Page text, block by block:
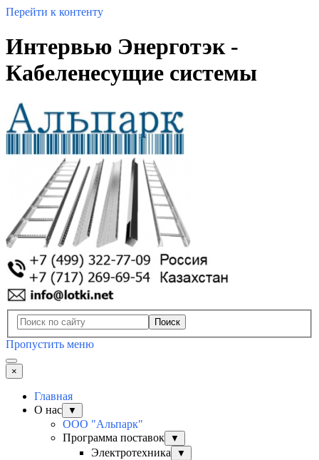
Перейти к контенту
Интервью Энерготэк -
Кабеленесущие системы
Поиск
Пропустить меню
×
Главная
О нас
▼
ООО "Альпарк"
Программа поставок
▼
Электротехника ▼